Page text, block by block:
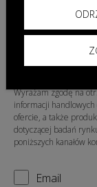
informacji dotyczących
Informacje
Poland sp. z o.o.
Wyrażam zgodę na
informacji
ofercie, a także
dotyczącej badań
poniższych kanałów
Email